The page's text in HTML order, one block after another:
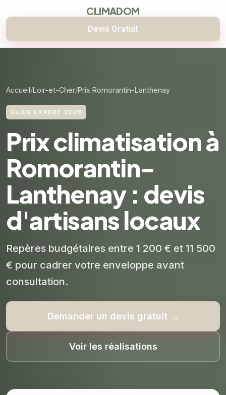
CLIMADOM
Devis Gratuit
Accueil Loir-et-Cher Prix Romorantin-Lanthenay
GUIDE EXPERT 2026
Prix climatisation à
Romorantin-
Lanthenay : devis
d'artisans locaux
Repères budgétaires entre 1 200 € et 11 500
€ pour cadrer votre enveloppe avant
consultation.
Demander un devis gratuit →
Voir les réalisations